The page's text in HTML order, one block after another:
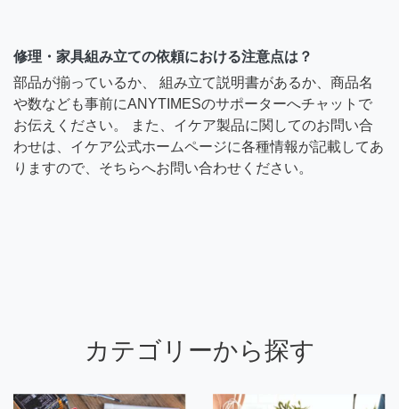
修理・家具組み立ての依頼における注意点は？
部品が揃っているか、 組み立て説明書があるか、商品名
や数なども事前にANYTIMESのサポーターへチャットで
お伝えください。 また、イケア製品に関してのお問い合
わせは、イケア公式ホームページに各種情報が記載してあ
りますので、そちらへお問い合わせください。
カテゴリーから探す